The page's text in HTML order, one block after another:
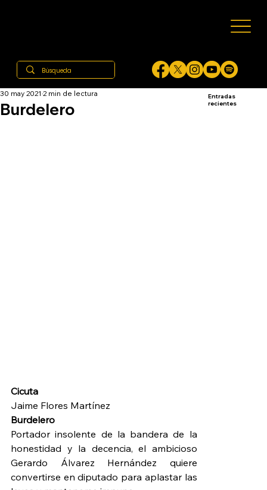
Burdelero
30 may 2021 2 min de lectura
Cicuta
Jaime Flores Martínez
Burdelero
Portador insolente de la bandera de la
honestidad y la decencia, el ambicioso
Gerardo Álvarez Hernández quiere
convertirse en diputado para aplastar las
Entradas
recientes